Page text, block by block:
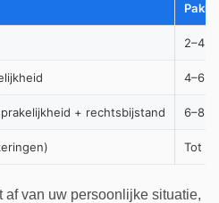
2–4%
4–6%
+ rechtsbijstand 6–8%
Tot
af van uw persoonlijke situatie,